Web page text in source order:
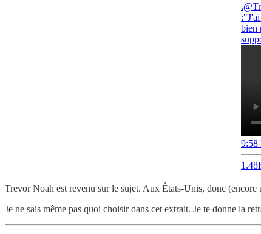
.
bien
9:58
Trevor Noah est revenu sur le sujet. Aux États-Unis, donc
Je ne sais même pas quoi choisir dans cet extrait. Je te donne la